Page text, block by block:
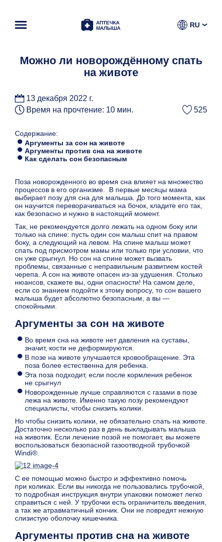
АПТЕЧКА
МАЛЫША
RU
Можно ли новорождённому спать
на животе
13 декабря 2022 г.
Время на прочтение: 10 мин.
525
Содержание:
Аргументы за сон на животе
Аргументы против сна на животе
Как сделать сон безопасным
Поза новорожденного во время сна влияет на множество
процессов в его организме. В первые месяцы мама
выбирает позу для сна для малыша. До того момента, как
он научится переворачиваться на бочок, кладите его так,
как безопасно и нужно в настоящий момент.
Так, не рекомендуется долго лежать на одном боку или
только на спине: пусть один сон малыш спит на правом
боку, а следующий на левом. На спине малыш может
спать под присмотром мамы или только при условии, что
он уже срыгнул. Но сон на спине может вызвать
проблемы, связанные с неправильным развитием костей
черепа. А сон на животе опасен из-за удушения. Столько
нюансов, скажете вы, одни опасности! На самом деле,
если со знанием подойти к этому вопросу, то сон вашего
малыша будет абсолютно безопасным, а вы —
спокойными.
Аргументы за сон на животе
Во время сна на животе нет давления на суставы,
значит, кости не деформируются.
В позе на животе улучшается кровообращение. Эта
поза более естественна для ребенка.
Эта поза подходит, если после кормления ребенок
не срыгнул
Новорожденные лучше справляются с газами в позе
лежа на животе. Именно такую позу рекомендуют
специалисты, чтобы снизить колики.
Но чтобы снизить колики, не обязательно спать на животе.
Достаточно несколько раз в день выкладывать малыша
на животик. Если лечение позой не помогает, вы можете
воспользоваться безопасной газоотводной трубочкой
Windi®.
С ее помощью можно быстро и эффективно помочь
при коликах. Если вы никогда не пользовались трубочкой,
то подробная инструкция внутри упаковки поможет легко
справиться с ней. У трубочки есть ограничитель введения,
а так же атравматичный кончик. Они не повредят нежную
слизистую оболочку кишечника.
Аргументы против сна на животе